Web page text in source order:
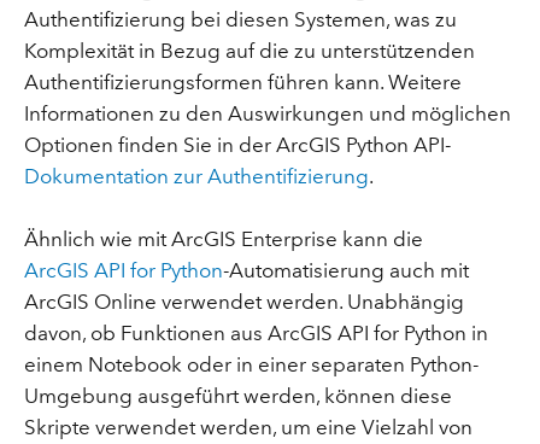
Authentifizierung bei diesen Systemen, was zu
Komplexität in Bezug auf die zu unterstützenden
Authentifizierungsformen führen kann. Weitere
Informationen zu den Auswirkungen und möglichen
Optionen finden Sie in der ArcGIS Python API-
Dokumentation zur Authentifizierung.
Ähnlich wie mit ArcGIS Enterprise kann die
ArcGIS API for Python-Automatisierung auch mit
ArcGIS Online verwendet werden. Unabhängig
davon, ob Funktionen aus ArcGIS API for Python in
einem Notebook oder in einer separaten Python-
Umgebung ausgeführt werden, können diese
Skripte verwendet werden, um eine Vielzahl von